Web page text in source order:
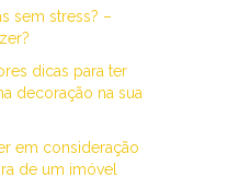
sem stress? –
dicas para ter
decoração na sua
em consideração
de um imóvel